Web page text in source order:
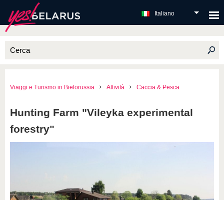
Italiano
Viaggi e Turismo in Bielorussia Attività Caccia & Pesca
Hunting Farm "Vileyka experimental
forestry"